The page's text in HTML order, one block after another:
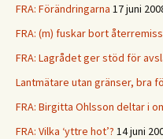
FRA: Förändringarna 17 juni
FRA: (m) fuskar bort
FRA: Lagrådet ger stöd för
Lantmätare utan gränser, bra
FRA: Birgitta Ohlsson deltar i
FRA: Vilka ‘yttre hot’? 14 juni